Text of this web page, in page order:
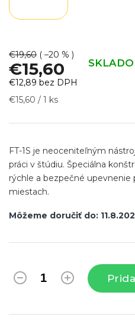
€19,60 ( –20 % )
€15,60
€12,89 bez DPH
Jednotková
€15,60 / 1 ks
Môžeme doručiť do:
FT-1S je neoceniteľným
práci v štúdiu. Špeciálna
rýchle a bezpečné upevnenie
miestach.